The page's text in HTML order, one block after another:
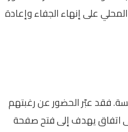
على إنهاء الجفاء وإعادة
فقد عبّر الحضور عن رغبتهم
إلى اتفاق يهدف إلى فتح صفحة